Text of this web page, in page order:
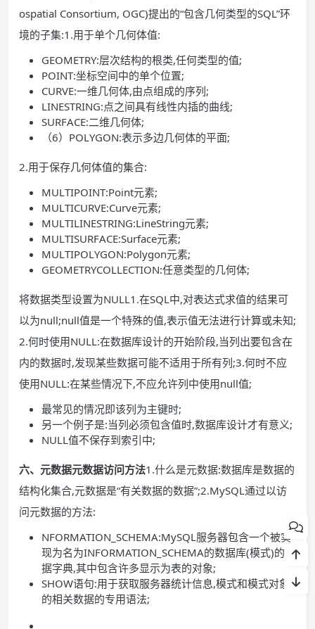
ospatial Consortium, OGC)提出的“包含几何类型的SQL”环
境的子集:1.用于单个几何体值:
GEOMETRY:层次结构的根类,任何类型的值;
POINT:坐标空间中的单个位置;
CURVE:一维几何体,由点组成的序列;
LINESTRING:点之间具有线性内插的曲线;
SURFACE:二维几何体;
（6）POLYGON:表示多边几何体的平面;
2.用于保存几何体值的集合:
MULTIPOINT:Point元素;
MULTICURVE:Curve元素;
MULTILINESTRING:LineString元素;
MULTISURFACE:Surface元素;
MULTIPOLYGON:Polygon元素;
GEOMETRYCOLLECTION:任意类型的几何体;
将数据类型设置为NULL1.在SQL中,对表达式求值的结果可
以为null;null值是一个特殊的值,表示值无法进行计算或未知;
2.何时使用NULL:在数据库设计的开始阶段,当列出要包含在
内的数据时,发现某些数据可能不适用于所有列;3.何时不应
使用NULL:在某些情况下,不应允许列中使用null值;
最常见的情况即该列为主键时;
另一个例子是:当列必须包含值时,数据库设计才有意义;
NULL值不保存到索引中;
六、元数据元数据访问方法1.什么是元数据:数据库是数据的
结构化集合,元数据是“有关数据的数据”;2.MySQL通过以访
问元数据的方法:
NFORMATION_SCHEMA:MySQL服务器包含一个被实
现为名为INFORMATION_SCHEMA的数据库(模式)的数
据字典,其中包含许多显示为表的对象;
SHOW语句:用于获取服务器统计信息,模式和模式对象
的相关数据的专用语法;